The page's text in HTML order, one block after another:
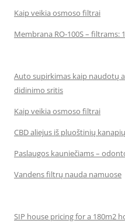
Kaip veikia osmoso filtrai
Membrana RO-100S – filtrams:
Auto supirkimas kaip naudotų
didinimo sritis
Kaip veikia osmoso filtrai
CBD aliejus iš pluoštinių
Paslaugos kauniečiams –
Vandens filtrų nauda namuose
SIP house pricing for a 180m2